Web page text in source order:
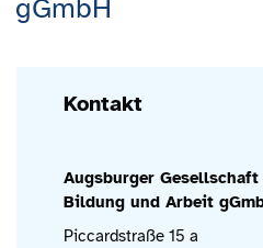
gGmbH
Kontakt
Augsburger
Bildung und Arbeit
Piccardstraße 15 a